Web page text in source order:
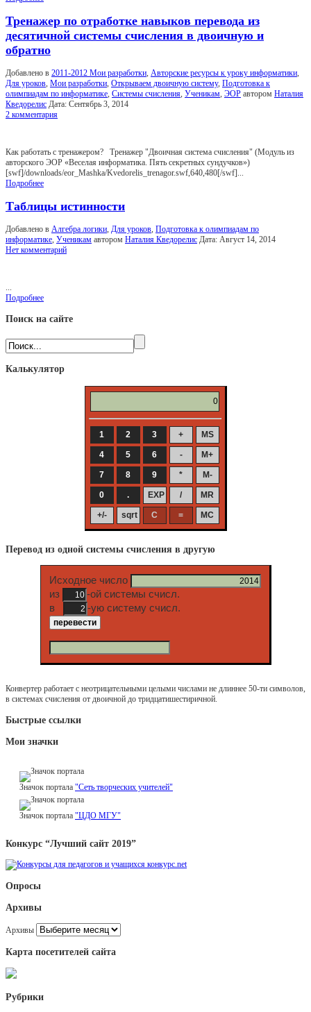
Тренажер по отработке навыков перевода из
десятичной системы счисления в двоичную и
обратно
Добавлено в 2011-2012 Мои разработки, Авторские ресурсы к уроку информатики,
Для уроков, Мои разработки, Открываем двоичную систему, Подготовка к
олимпиадам по информатике, Системы счисления, Ученикам, ЭОР автором Наталия
Кведорелис Дата: Сентябрь 3, 2014
2 комментария
Как работать с тренажером? Тренажер "Двоичная система счисления" (Модуль из
авторского ЭОР «Веселая информатика. Пять секретных сундучков»)
[swf]/downloads/eor_Mashka/Kvedorelis_trenagor.swf,640,480[/swf]...
Подробнее
Таблицы истинности
Добавлено в Алгебра логики Для уроков Подготовка к олимпиадам по
информатике Ученикам автором Наталия Кведорелис Дата: Август 14, 2014
Нет комментарий
Подробнее
Поиск на сайте
Калькулятор
Перевод из одной системы счисления в другую
Исходное число
из
-ой системы счисл.
в
-ую систему счисл.
Конвертер работает с неотрицательными целыми числами не длиннее 50-ти символов,
в системах счисления от двоичной до тридцатишестиричной.
Быстрые ссылки
Мои значки
Значок портала "Сеть творческих учителей"
Значок портала "ЦДО МГУ"
Конкурс “Лучший сайт 2019”
Опросы
Архивы
Архивы
Карта посетителей сайта
Рубрики